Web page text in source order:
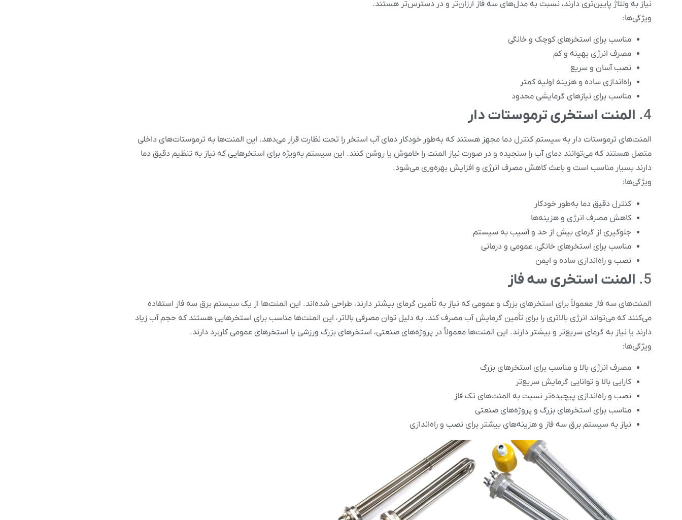
نیاز به ولتاژ پایین‌تری دارند، نسبت به مدل‌های سه فاز ارزان‌تر و در دسترس‌تر هستند.
ویژگی‌ها:
مناسب برای استخرهای کوچک و خانگی
مصرف انرژی بهینه و کم
نصب آسان و سریع
راه‌اندازی ساده و هزینه اولیه کمتر
مناسب برای نیازهای گرمایشی محدود
4. المنت استخری ترموستات دار
المنت‌های ترموستات دار به سیستم کنترل دما مجهز هستند که به‌طور خودکار دمای آب استخر را تحت نظارت قرار می‌دهد. این المنت‌ها به ترموستات‌های داخلی
متصل هستند که می‌توانند دمای آب را سنجیده و در صورت نیاز المنت را خاموش یا روشن کنند. این سیستم به‌ویژه برای استخرهایی که نیاز به تنظیم دقیق دما
دارند بسیار مناسب است و باعث کاهش مصرف انرژی و افزایش بهره‌وری می‌شود.
ویژگی‌ها:
کنترل دقیق دما به‌طور خودکار
کاهش مصرف انرژی و هزینه‌ها
جلوگیری از گرمای بیش از حد و آسیب به سیستم
مناسب برای استخرهای خانگی، عمومی و درمانی
نصب و راه‌اندازی ساده و ایمن
5. المنت استخری سه فاز
المنت‌های سه فاز معمولاً برای استخرهای بزرگ و عمومی که نیاز به تأمین گرمای بیشتر دارند، طراحی شده‌اند. این المنت‌ها از یک سیستم برق سه فاز استفاده
می‌کنند که می‌تواند انرژی بالاتری را برای تأمین گرمایش آب مصرف کند. به دلیل توان مصرفی بالاتر، این المنت‌ها مناسب برای استخرهایی هستند که حجم آب زیاد
دارند یا نیاز به گرمای سریع‌تر و بیشتر دارند. این المنت‌ها معمولاً در پروژه‌های صنعتی، استخرهای بزرگ ورزشی یا استخرهای عمومی کاربرد دارند.
ویژگی‌ها:
مصرف انرژی بالا و مناسب برای استخرهای بزرگ
کارایی بالا و توانایی گرمایش سریع‌تر
نصب و راه‌اندازی پیچیده‌تر نسبت به المنت‌های تک فاز
مناسب برای استخرهای بزرگ و پروژه‌های صنعتی
نیاز به سیستم برق سه فاز و هزینه‌های بیشتر برای نصب و راه‌اندازی